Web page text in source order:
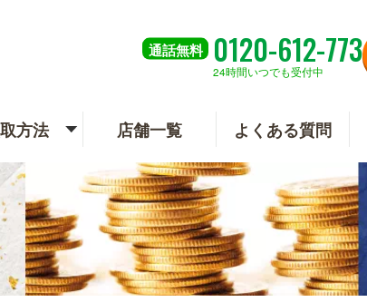
通話無料 0120-612-773
24時間いつでも受付中
方法 店舗一覧 よくある質問